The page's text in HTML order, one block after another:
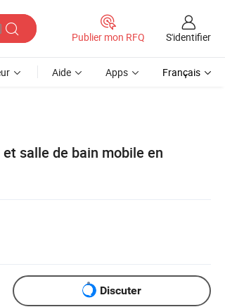
Publier mon RFQ S'identifier
Aide Apps Français
salle de bain mobile en
Discuter